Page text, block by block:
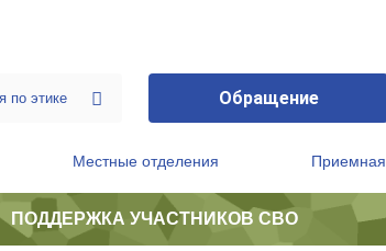
Обращение
Местные отделения Приемная
ПОДДЕРЖКА УЧАСТНИКОВ СВО